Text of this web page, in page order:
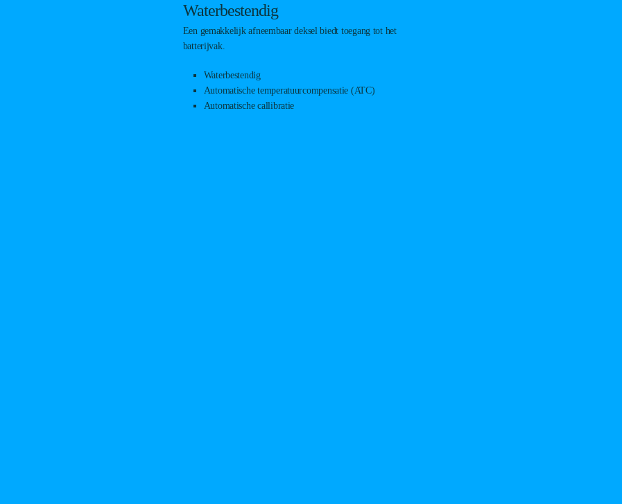
Waterbestendig
Een gemakkelijk afneembaar deksel biedt toegang tot het
batterijvak.
Waterbestendig
Automatische temperatuurcompensatie (ATC)
Automatische callibratie